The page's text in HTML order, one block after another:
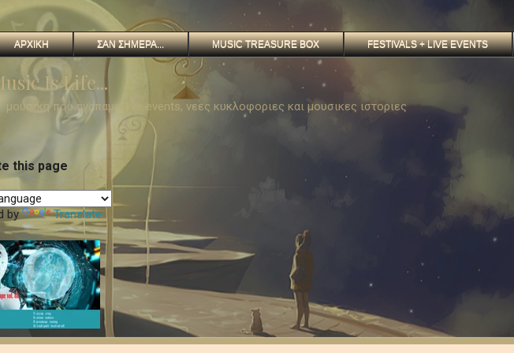
ΑΡΧΙΚΗ ΣΑΝ ΣΗΜΕΡΑ... MUSIC TREASURE BOX FESTIVALS + LIVE EVENTS
Is Life...
. . μουσικη που αγαπαμε, live events, νεες κυκλοφοριες και μουσικες ιστοριες
this page
by Translate